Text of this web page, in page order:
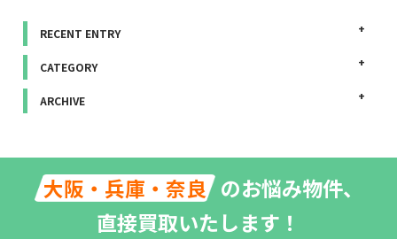
RECENT ENTRY
CATEGORY
ARCHIVE
大阪・兵庫・奈良 のお悩み物件、
直接買取いたします！